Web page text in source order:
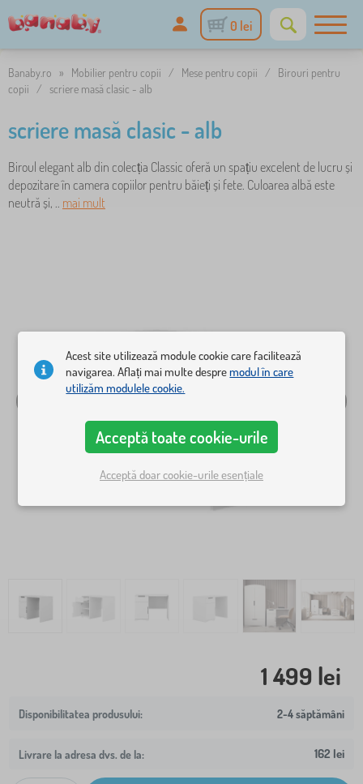
0 lei
Banaby.ro » Mobilier pentru copii / Mese pentru copii /
Birouri pentru
copii
/ scriere masă clasic - alb
scriere masă clasic - alb
Biroul elegant alb din colecția Classic oferă un spațiu excelent de lucru și
depozitare în camera copiilor pentru băieți și fete. Culoarea albă este
neutră și, .. mai mult
1 499 lei
2-4 săptămâni
Livrare la adresa dvs. de la: 162 lei
Acest site utilizează module cookie care facilitează
navigarea. Aflați mai multe despremodul în care
utilizăm modulele cookie.
Acceptă toate cookie-urile
Acceptă doar cookie-urile esențiale